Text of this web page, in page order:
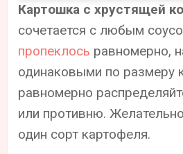
Картошка с хрустящей
сочетается с любым
пропеклось равномерно,
одинаковыми по размеру
равномерно
или противню.
один сорт картофеля.